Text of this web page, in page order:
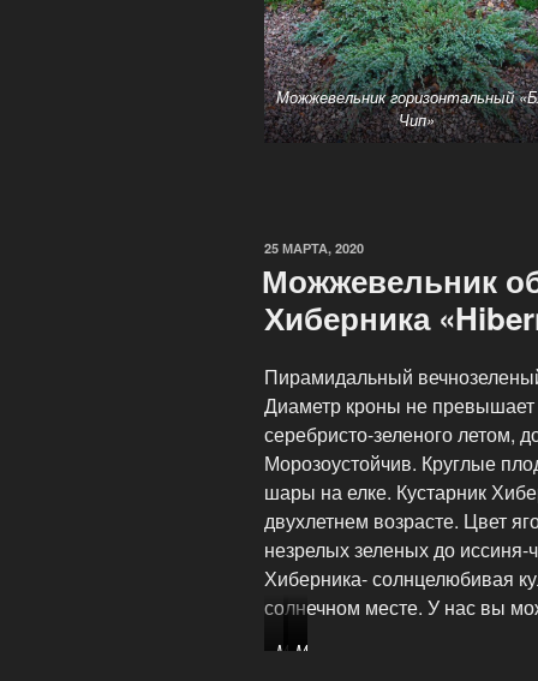
Можжевельник горизонтальный
Чип»
25 МАРТА, 2020
Можжевельник
Хиберника
Пирамидальный
Диаметр кроны не превышает
серебристо-зеленого летом,
Морозоустойчив. Круглые
шары на елке. Кустарник
двухлетнем возрасте. Цвет
незрелых зеленых до
Хиберника- солнцелюбивая
солнечном месте. У нас вы
М М
М